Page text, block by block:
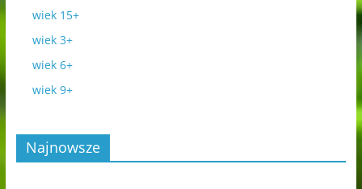
wiek 15+
wiek 3+
wiek 6+
wiek 9+
Najnowsze